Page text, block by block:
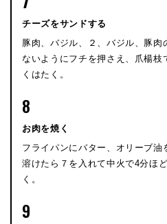
チーズをサンドする
豚肉、バジル、２、バジル、豚肉
ないようにフチを押さえ、爪楊
くはたく。
8
お肉を焼く
フライパンにバター、オリーブ
溶けたら７を入れて中火で4分ほ
く。
9